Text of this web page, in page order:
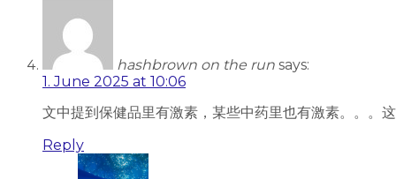
hashbrown on the run says:
1. June 2025 at 10:06
文中提到保健品里有激素，某些中药里也有激素。。。
Reply